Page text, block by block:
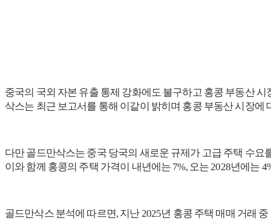
중국의 국외 자본 유출 통제 강화에도 불구하고 홍콩 부동산
삭스는 최근 보고서를 통해 이같이 밝히며 홍콩 부동산 시장에
다만 골드만삭스는 중국 당국의 새로운 규제가 고급 주택 수
이와 함께 홍콩의 주택 가격이 내년에는 7%, 오는 2028년에는
골드만삭스 분석에 따르면, 지난 2025년 홍콩 주택 매매 거래